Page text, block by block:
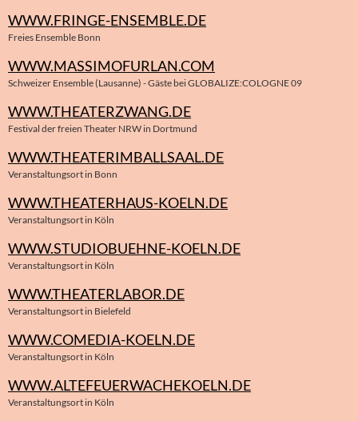
WWW.FRINGE-ENSEMBLE.DE
Freies Ensemble Bonn
WWW.MASSIMOFURLAN.COM
Schweizer Ensemble (Lausanne) - Gäste bei GLOBALIZE:COLOGNE 09
WWW.THEATERZWANG.DE
Festival der freien Theater NRW in Dortmund
WWW.THEATERIMBALLSAAL.DE
Veranstaltungsort in Bonn
WWW.THEATERHAUS-KOELN.DE
Veranstaltungsort in Köln
WWW.STUDIOBUEHNE-KOELN.DE
Veranstaltungsort in Köln
WWW.THEATERLABOR.DE
Veranstaltungsort in Bielefeld
WWW.COMEDIA-KOELN.DE
Veranstaltungsort in Köln
WWW.ALTEFEUERWACHEKOELN.DE
Veranstaltungsort in Köln